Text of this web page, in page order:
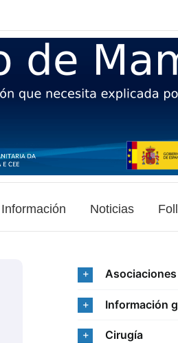
Información Noticias
Asociaciones
Información
Cirugía